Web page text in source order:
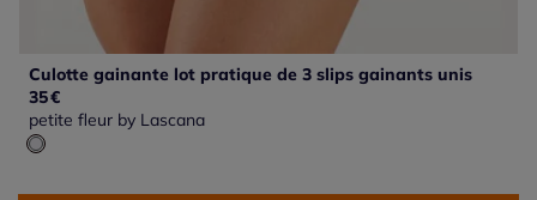
Culotte gainante lot pratique de 3 slips gainants unis
35€
petite fleur by Lascana